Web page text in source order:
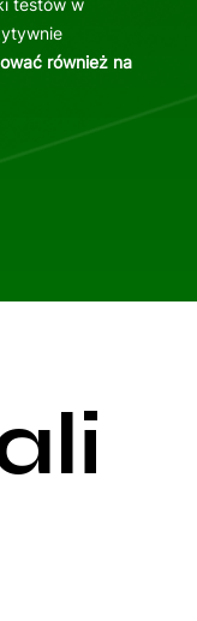
testów w
również na